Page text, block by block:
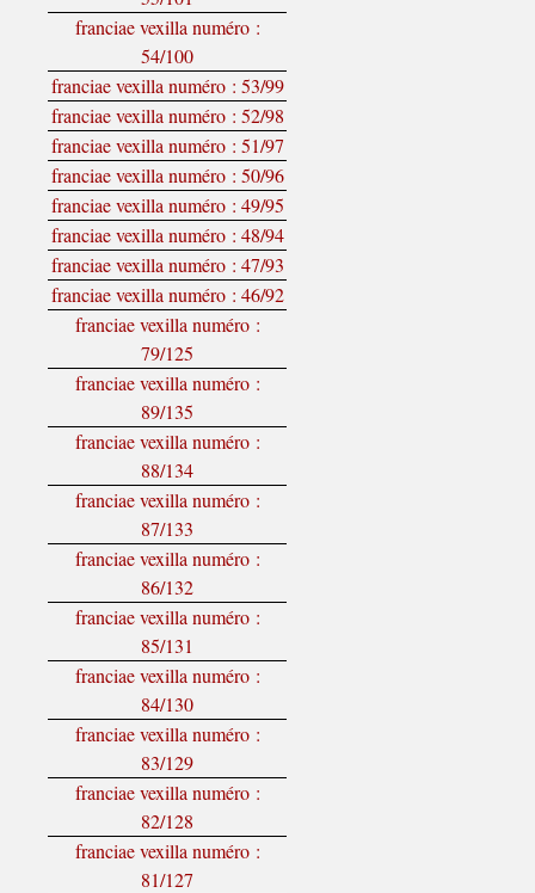
franciae vexilla numéro :
54/100
franciae vexilla numéro : 53/99
franciae vexilla numéro : 52/98
franciae vexilla numéro : 51/97
franciae vexilla numéro : 50/96
franciae vexilla numéro : 49/95
franciae vexilla numéro : 48/94
franciae vexilla numéro : 47/93
franciae vexilla numéro : 46/92
franciae vexilla numéro :
79/125
franciae vexilla numéro :
89/135
franciae vexilla numéro :
88/134
franciae vexilla numéro :
87/133
franciae vexilla numéro :
86/132
franciae vexilla numéro :
85/131
franciae vexilla numéro :
84/130
franciae vexilla numéro :
83/129
franciae vexilla numéro :
82/128
franciae vexilla numéro :
81/127